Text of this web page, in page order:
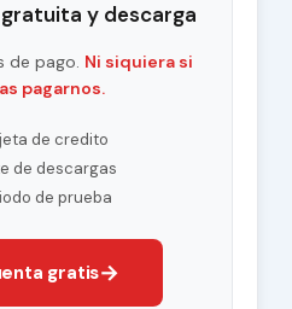
y descarga
de pago. Ni siquiera si
pagarnos.
de credito
de descargas
de prueba
gratis→